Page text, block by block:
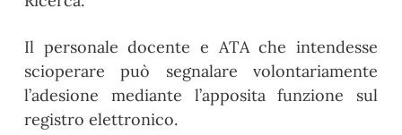
Il personale docente e ATA che intendesse
scioperare può segnalare volontariamente
l’adesione mediante l’apposita funzione sul
registro elettronico.